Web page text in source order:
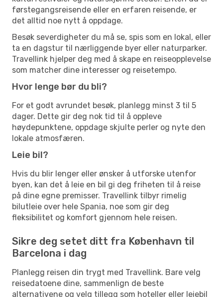
førstegangsreisende eller en erfaren reisende, er
det alltid noe nytt å oppdage.
Besøk severdigheter du må se, spis som en lokal, eller
ta en dagstur til nærliggende byer eller naturparker.
Travellink hjelper deg med å skape en reiseopplevelse
som matcher dine interesser og reisetempo.
Hvor lenge bør du bli?
For et godt avrundet besøk, planlegg minst 3 til 5
dager. Dette gir deg nok tid til å oppleve
høydepunktene, oppdage skjulte perler og nyte den
lokale atmosfæren.
Leie bil?
Hvis du blir lenger eller ønsker å utforske utenfor
byen, kan det å leie en bil gi deg friheten til å reise
på dine egne premisser. Travellink tilbyr rimelig
bilutleie over hele Spania, noe som gir deg
fleksibilitet og komfort gjennom hele reisen.
Sikre deg setet ditt fra København til
Barcelona i dag
Planlegg reisen din trygt med Travellink. Bare velg
reisedatoene dine, sammenlign de beste
alternativene og velg tillegg som hoteller eller leiebil